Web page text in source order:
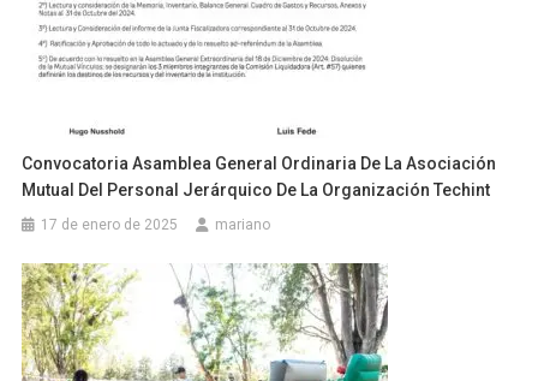
Convocatoria Asamblea General Ordinaria De La Asociación
Mutual Del Personal Jerárquico De La Organización Techint
17 de enero de 2025 mariano